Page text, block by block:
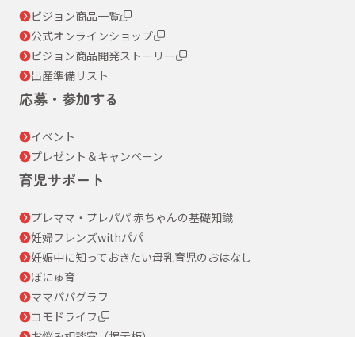
ピジョン商品一覧
公式オンラインショップ
ピジョン商品開発ストーリー
出産準備リスト
応募・参加する
イベント
プレゼント＆キャンペーン
育児サポート
プレママ・プレパパ 赤ちゃんの基礎知識
妊婦フレンズwithパパ
妊娠中に知っておきたい母乳育児のおはなし
ぼにゅ育
ママパパグラフ
コモドライフ